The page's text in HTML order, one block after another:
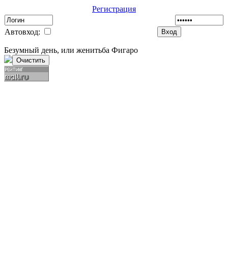
Регистрация
Автовход:
Безумный день, или женитьба Фигаро